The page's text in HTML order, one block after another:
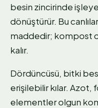
besin zincirinde
dönüştürür. Bu
maddedir; kompost
kalır.
Dördüncüsü, bitki
erişilebilir kılar. Azot,
elementler olgun